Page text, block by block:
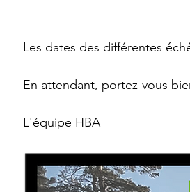
Les dates des différentes
En attendant, portez-vous
L'équipe HBA